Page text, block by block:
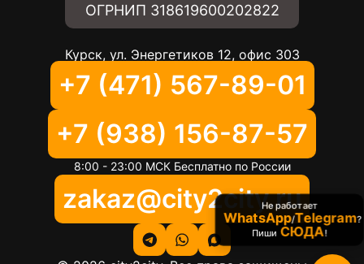
ОГРНИП 318619600202822
Курск, ул. Энергетиков 12, офис 303
+7 (471) 567-89-01
+7 (938) 156-87-57
8:00 - 23:00 МСК Бесплатно по России
zakaz@city2city.ru
Не работает
WhatsApp/Telegram?
Пиши СЮДА!